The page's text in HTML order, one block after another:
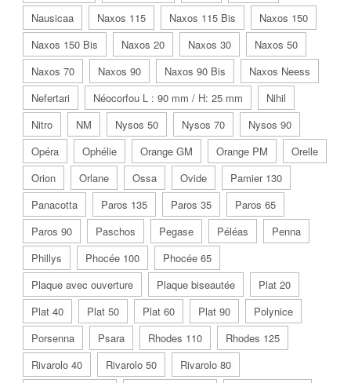
Nausicaa
Naxos 115 Naxos 115 Bis
Naxos 150
Naxos 150 Bis
Naxos 20 Naxos 30
Naxos 50
Naxos 70
Naxos 90 Naxos 90 Bis
Naxos Neess
Nefertari
Néocorfou L : 90 mm / H: 25 mm
Nihil
Nitro
NM Nysos 50 Nysos 70
Nysos 90
Opéra
Ophélie Orange GM Orange PM
Orelle
Orion
Orlane Ossa Ovide
Pamier 130
Panacotta
Paros 135 Paros 35
Paros 65
Paros 90
Paschos Pegase Péléas
Penna
Phillys
Phocée 100
Phocée 65
Plaque avec ouverture
Plaque biseautée
Plat 20
Plat 40
Plat 50 Plat 60 Plat 90
Polynice
Porsenna
Psara Rhodes 110
Rhodes 125
Rivarolo 40
Rivarolo 50
Rivarolo 80